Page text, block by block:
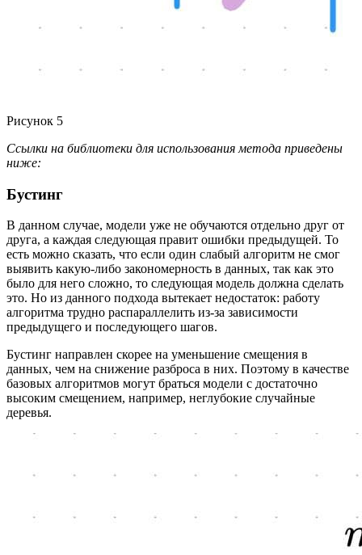
Рисунок 5
Ссылки на библиотеки для использования метода приведены
ниже:
Бустинг
В данном случае, модели уже не обучаются отдельно друг от
друга, а каждая следующая правит ошибки предыдущей. То
есть можно сказать, что если один слабый алгоритм не смог
выявить какую-либо закономерность в данных, так как это
было для него сложно, то следующая модель должна сделать
это. Но из данного подхода вытекает недостаток: работу
алгоритма трудно распараллелить из-за зависимости
предыдущего и последующего шагов.
Бустинг направлен скорее на уменьшение смещения в
данных, чем на снижение разброса в них. Поэтому в качестве
базовых алгоритмов могут браться модели с достаточно
высоким смещением, например, неглубокие случайные
деревья.